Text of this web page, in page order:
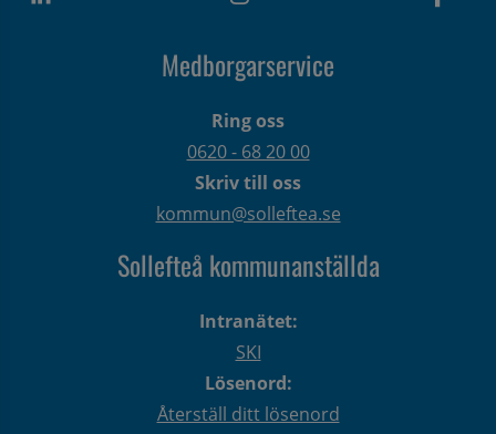
Medborgarservice
Ring oss
0620 - 68 20 00
Skriv till oss
kommun@solleftea.se
Sollefteå kommunanställda
Intranätet:
SKI
Lösenord:
Återställ ditt lösenord